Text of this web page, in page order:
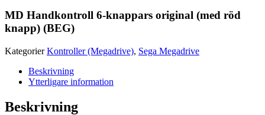
MD Handkontroll 6-knappars original (med röd
knapp) (BEG)
Kategorier Kontroller (Megadrive), Sega Megadrive
Beskrivning
Ytterligare information
Beskrivning